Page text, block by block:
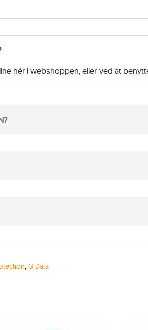
hér i webshoppen, eller ved at
, G Data